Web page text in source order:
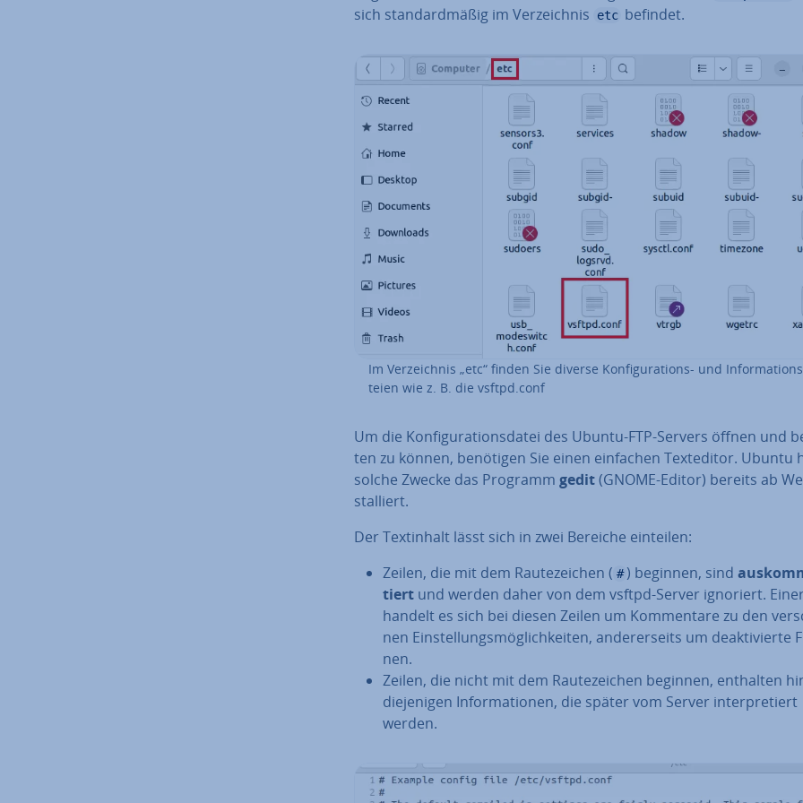
sich stan­dard­mä­ßig im Ver­zeich­nis
etc befindet.
Im Ver­zeich­nis „etc“ finden Sie diverse Kon­fi­gu­ra­ti­ons- und
tei­en wie z. B. die vsftpd.conf
Um die Kon­fi­gu­ra­ti­ons­da­tei des Ubuntu-FTP-Servers öffnen und
ten zu können, benötigen Sie einen einfachen Text­edi­tor. Ubuntu
solche Zwecke das Programm gedit(GNOME-Editor) bereits ab
stal­liert.
Der Text­in­halt lässt sich in zwei Bereiche einteilen:
Zeilen, die mit dem Rau­te­zei­chen ( # ) beginnen, sind
tiert und werden daher von dem vsftpd-Server ignoriert.
handelt es sich bei diesen Zeilen um Kom­men­ta­re zu den
nen Ein­stel­lungs­mög­lich­kei­ten, an­de­rer­seits um de­ak­ti­vier­te
nen.
Zeilen, die nicht mit dem Rau­te­zei­chen beginnen, enthalten
die­je­ni­gen In­for­ma­tio­nen, die später vom Server in­ter­pre­tiert
werden.